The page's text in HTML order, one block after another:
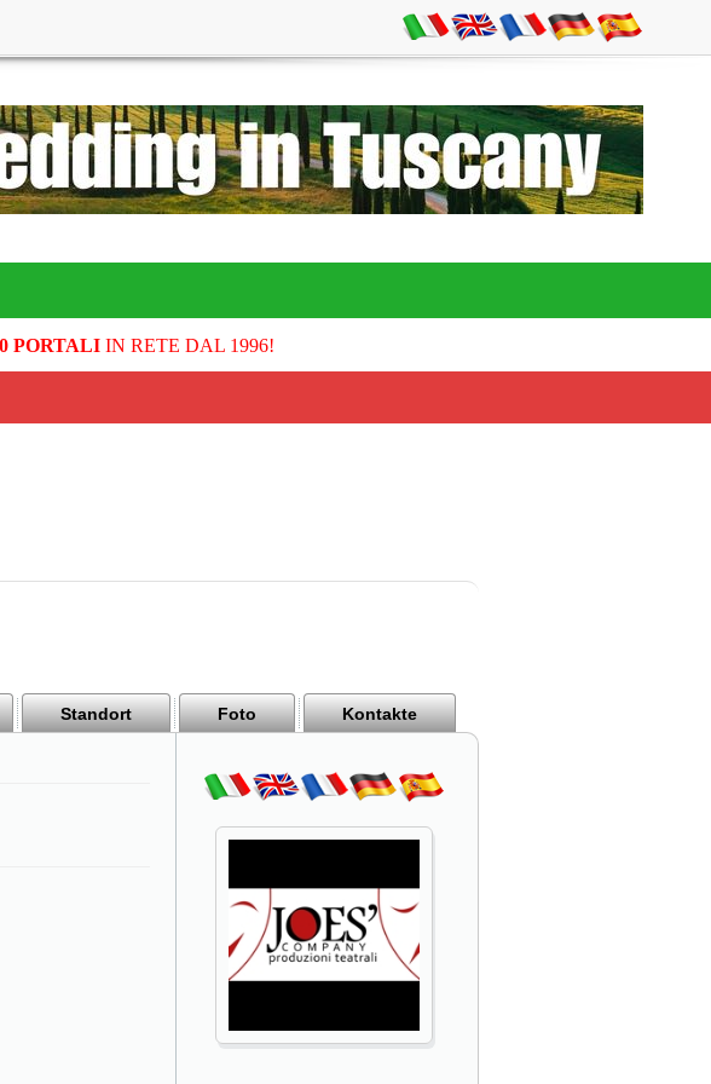
PORTALIIN RETE DAL 1996!
Standort Foto Kontakte